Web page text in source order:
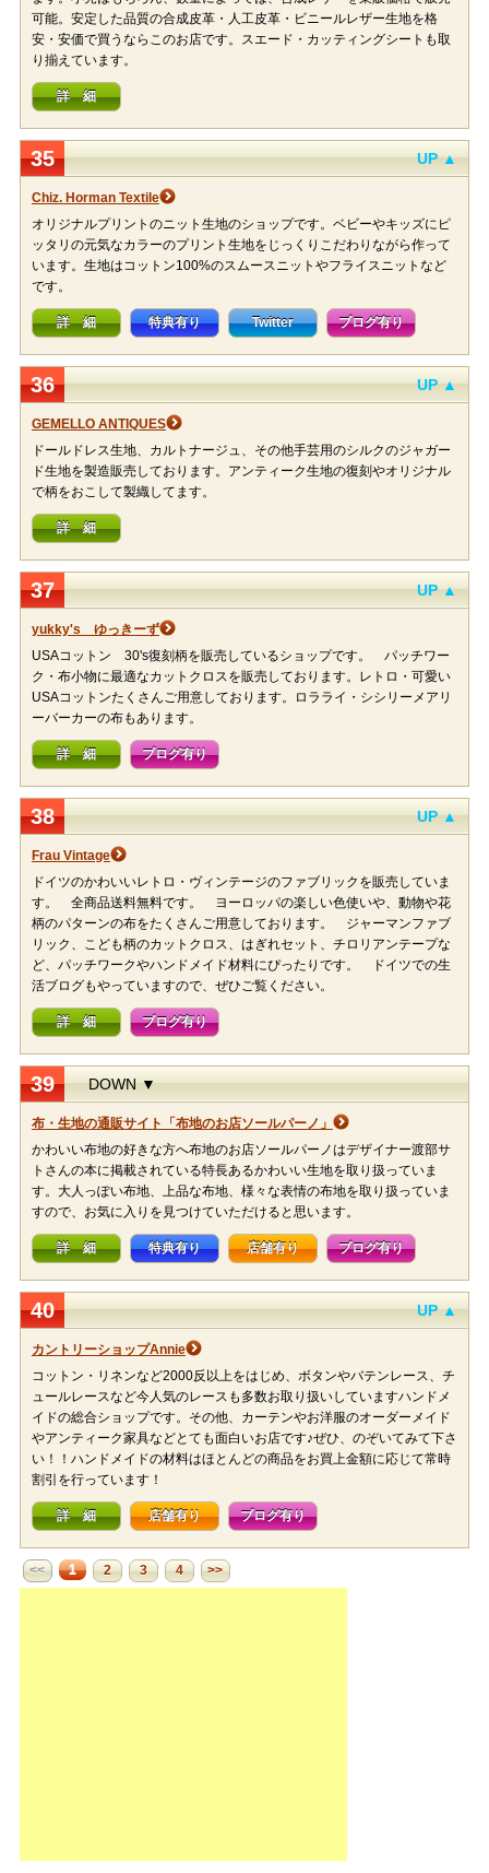
可能。安定した品質の合成皮革・人工皮革・ビニールレザー生地を格
安・安価で買うならこのお店です。スエード・カッティングシートも取
り揃えています。
詳 細
35 UP ▲
Chiz. Horman Textile
オリジナルプリントのニット生地のショップです。ベビーやキッズにピ
ッタリの元気なカラーのプリント生地をじっくりこだわりながら作って
います。生地はコットン100%のスムースニットやフライスニットなど
です。
詳 細 特典有り Twitter ブログ有り
36 UP ▲
GEMELLO ANTIQUES
ドールドレス生地、カルトナージュ、その他手芸用のシルクのジャガー
ド生地を製造販売しております。アンティーク生地の復刻やオリジナル
で柄をおこして製織してます。
詳 細
37 UP ▲
yukky's ゆっきーず
USAコットン 30's復刻柄を販売しているショップです。 パッチワー
ク・布小物に最適なカットクロスを販売しております。レトロ・可愛い
USAコットンたくさんご用意しております。ロラライ・シシリーメアリ
ーバーカーの布もあります。
詳 細 ブログ有り
38 UP ▲
Frau Vintage
ドイツのかわいいレトロ・ヴィンテージのファブリックを販売していま
す。 全商品送料無料です。 ヨーロッパの楽しい色使いや、動物や花
柄のパターンの布をたくさんご用意しております。 ジャーマンファブ
リック、こども柄のカットクロス、はぎれセット、チロリアンテープな
ど、パッチワークやハンドメイド材料にぴったりです。 ドイツでの生
活ブログもやっていますので、ぜひご覧ください。
詳 細 ブログ有り
39 DOWN ▼
布・生地の通販サイト「布地のお店ソールパーノ」
かわいい布地の好きな方へ布地のお店ソールパーノはデザイナー渡部サ
トさんの本に掲載されている特長あるかわいい生地を取り扱っていま
す。大人っぽい布地、上品な布地、様々な表情の布地を取り扱っていま
すので、お気に入りを見つけていただけると思います。
詳 細 特典有り 店舗有り ブログ有り
40 UP ▲
カントリーショップAnnie
コットン・リネンなど2000反以上をはじめ、ボタンやバテンレース、チ
ュールレースなど今人気のレースも多数お取り扱いしていますハンドメ
イドの総合ショップです。その他、カーテンやお洋服のオーダーメイド
やアンティーク家具などとても面白いお店です♪ぜひ、のぞいてみて下さ
い！！ハンドメイドの材料はほとんどの商品をお買上金額に応じて常時
割引を行っています！
詳 細 店舗有り ブログ有り
<< 1 2 3 4 >>